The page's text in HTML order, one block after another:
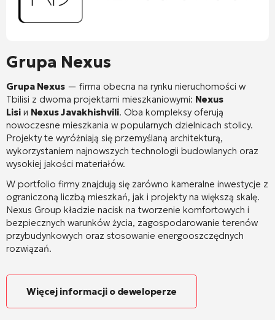
Grupa Nexus
Grupa Nexus — firma obecna na rynku nieruchomości w
Tbilisi z dwoma projektami mieszkaniowymi: Nexus
Lisi и Nexus Javakhishvili. Oba kompleksy oferują
nowoczesne mieszkania w popularnych dzielnicach stolicy.
Projekty te wyróżniają się przemyślaną architekturą,
wykorzystaniem najnowszych technologii budowlanych oraz
wysokiej jakości materiałów.
W portfolio firmy znajdują się zarówno kameralne inwestycje z
ograniczoną liczbą mieszkań, jak i projekty na większą skalę.
Nexus Group kładzie nacisk na tworzenie komfortowych i
bezpiecznych warunków życia, zagospodarowanie terenów
przybudynkowych oraz stosowanie energooszczędnych
rozwiązań.
Więcej informacji o deweloperze